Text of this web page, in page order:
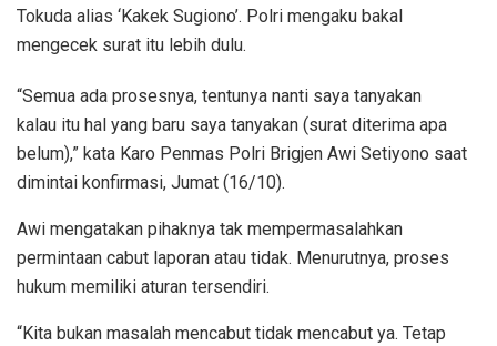
Tokuda alias ‘Kakek Sugiono’. Polri mengaku bakal
mengecek surat itu lebih dulu.
“Semua ada prosesnya, tentunya nanti saya tanyakan
kalau itu hal yang baru saya tanyakan (surat diterima apa
belum),” kata Karo Penmas Polri Brigjen Awi Setiyono saat
dimintai konfirmasi, Jumat (16/10).
Awi mengatakan pihaknya tak mempermasalahkan
permintaan cabut laporan atau tidak. Menurutnya, proses
hukum memiliki aturan tersendiri.
“Kita bukan masalah mencabut tidak mencabut ya. Tetap